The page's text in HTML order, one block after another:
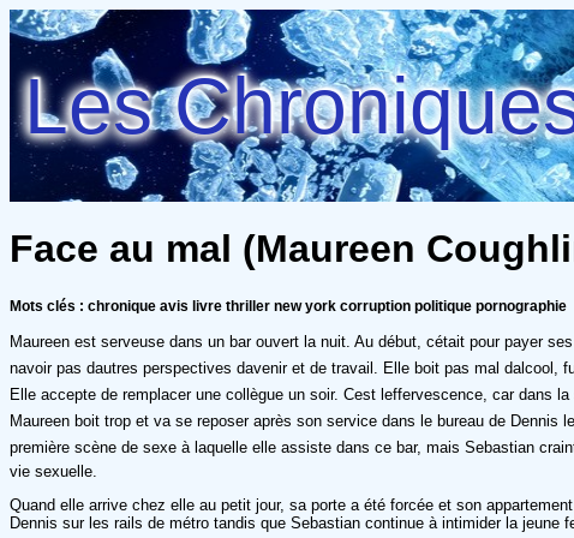
Les
Face au mal (Maureen
Mots clés : chronique avis livre thriller new york corruption politique pornographie
Maureen est serveuse dans un bar ouvert la nuit. Au début, cétait pour payer
navoir pas dautres perspectives davenir et de travail. Elle boit pas mal
Elle accepte de remplacer une collègue un soir. Cest leffervescence, car
Maureen boit trop et va se reposer après son service dans le bureau de Dennis
première scène de sexe à laquelle elle assiste dans ce bar, mais Sebastian
vie sexuelle.
Quand elle arrive chez elle au petit jour, sa porte a été forcée et son
Dennis sur les rails de métro tandis que Sebastian continue à intimider la jeune